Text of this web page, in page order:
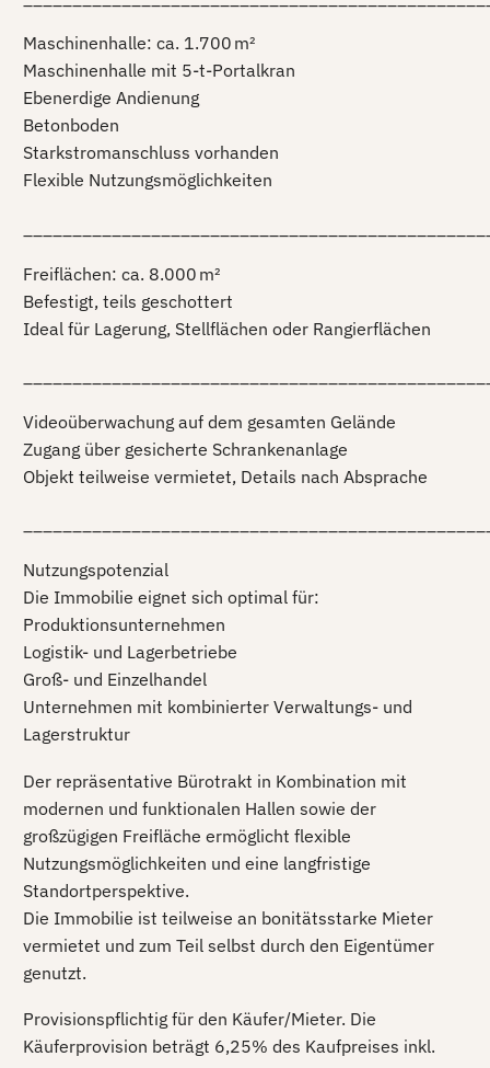
Maschinenhalle: ca. 1.700 m²
Maschinenhalle mit 5-t-Portalkran
Ebenerdige Andienung
Betonboden
Starkstromanschluss vorhanden
Flexible Nutzungsmöglichkeiten
Freiflächen: ca. 8.000 m²
Befestigt, teils geschottert
Ideal für Lagerung, Stellflächen oder Rangierflächen
Videoüberwachung auf dem gesamten Gelände
Zugang über gesicherte Schrankenanlage
Objekt teilweise vermietet, Details nach Absprache
Nutzungspotenzial
Die Immobilie eignet sich optimal für:
Produktionsunternehmen
Logistik- und Lagerbetriebe
Groß- und Einzelhandel
Unternehmen mit kombinierter Verwaltungs- und
Lagerstruktur
Der repräsentative Bürotrakt in Kombination mit
modernen und funktionalen Hallen sowie der
großzügigen Freifläche ermöglicht flexible
Nutzungsmöglichkeiten und eine langfristige
Standortperspektive.
Die Immobilie ist teilweise an bonitätsstarke Mieter
vermietet und zum Teil selbst durch den Eigentümer
genutzt.
Provisionspflichtig für den Käufer/Mieter. Die
Käuferprovision beträgt 6,25% des Kaufpreises inkl.